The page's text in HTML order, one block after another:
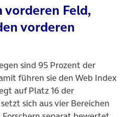
Feld,
vorderen
sind 95 Prozent der
führen sie den Web Index
auf Platz 16 der
sich aus vier Bereichen